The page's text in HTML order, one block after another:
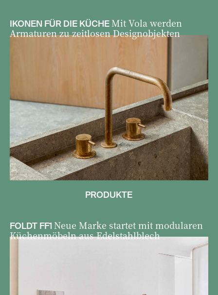
IKONEN FÜR DIE KÜCHEMit Vola werden
Armaturen zu zeitlosen Designobjekten
PRODUKTE
FOLDT FF1 Neue Marke startet mit modularen
Küchenmöbeln aus Edelstahlblech